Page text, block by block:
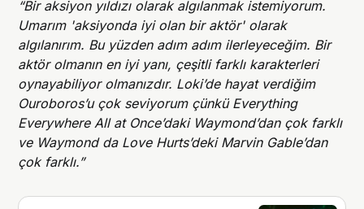
“Bir aksiyon yıldızı olarak algılanmak istemiyorum.
Umarım 'aksiyonda iyi olan bir aktör' olarak
algılanırım. Bu yüzden adım adım ilerleyeceğim. Bir
aktör olmanın en iyi yanı, çeşitli farklı karakterleri
oynayabiliyor olmanızdır. Loki’de hayat verdiğim
Ouroboros’u çok seviyorum çünkü Everything
Everywhere All at Once’daki Waymond’dan çok farklı
ve Waymond da Love Hurts’deki Marvin Gable’dan
çok farklı.”